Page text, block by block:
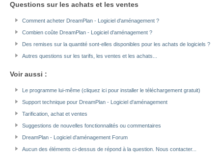
Questions sur les achats et les ventes
Comment acheter DreamPlan - Logiciel d'aménagement ?
Combien coûte DreamPlan - Logiciel d'aménagement ?
Des remises sur la quantité sont-elles disponibles pour les achats de logiciels ?
Autres questions sur les tarifs, les ventes et les achats...
Voir aussi :
Le programme lui-même (cliquez ici pour installer le téléchargement gratuit)
Support technique pour DreamPlan - Logiciel d'aménagement
Tarification, achat et ventes
Suggestions de nouvelles fonctionnalités ou commentaires
DreamPlan - Logiciel d'aménagement Forum
Aucun des éléments ci-dessus de répond à la question. Nous contacter...